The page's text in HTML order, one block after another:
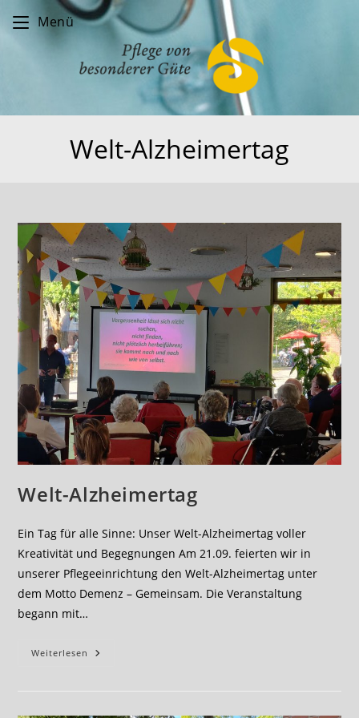
Inhalt
Menü
Welt-Alzheimertag
Welt-Alzheimertag
Ein Tag für alle Sinne: Unser Welt-Alzheimertag voller
Kreativität und Begegnungen Am 21.09. feierten wir in
unserer Pflegeeinrichtung den Welt-Alzheimertag unter
dem Motto Demenz – Gemeinsam. Die Veranstaltung
begann mit…
Weiterlesen Welt-